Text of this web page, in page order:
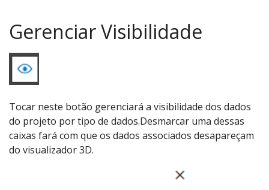
Gerenciar Visibilidade
Tocar neste botão gerenciará a visibilidade dos dados
do projeto por tipo de dados.Desmarcar uma dessas
caixas fará com que os dados associados desapareçam
do visualizador 3D.